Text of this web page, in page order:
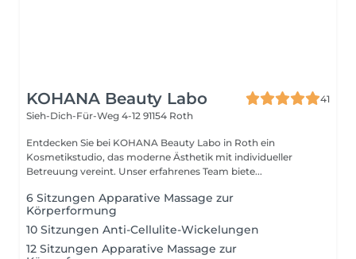
KOHANA Beauty Labo
41
Sieh-Dich-Für-Weg 4-12 91154 Roth
Entdecken Sie bei KOHANA Beauty Labo in Roth ein
Kosmetikstudio, das moderne Ästhetik mit individueller
Betreuung vereint. Unser erfahrenes Team biete...
6 Sitzungen Apparative Massage zur
Körperformung
10 Sitzungen Anti-Cellulite-Wickelungen
12 Sitzungen Apparative Massage zur